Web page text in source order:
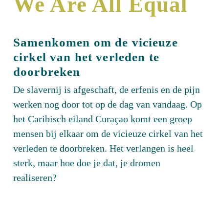
Samenkomen om de vicieuze
cirkel van het verleden te
doorbreken
De slavernij is afgeschaft, de erfenis en de pijn
werken nog door tot op de dag van vandaag. Op
het Caribisch eiland Curaçao komt een groep
mensen bij elkaar om de vicieuze cirkel van het
verleden te doorbreken. Het verlangen is heel
sterk, maar hoe doe je dat, je dromen
realiseren?